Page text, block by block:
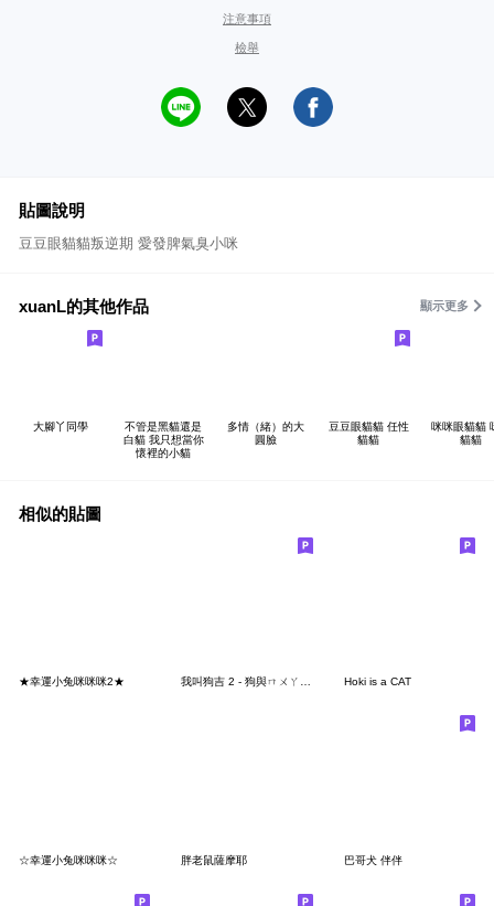
注意事項
檢舉
貼圖說明
豆豆眼貓貓叛逆期 愛發脾氣臭小咪
xuanL的其他作品 顯示更多
大腳丫同學
不管是黑貓還是
白貓 我只想當你
懷裡的小貓
多情（緒）的大
圓臉
豆豆眼貓貓 任性
貓貓
咪咪眼貓貓
貓貓
相似的貼圖
★幸運小兔咪咪咪2★ 我叫狗吉 2 - 狗與ㄇㄨㄚˇ吉 Hoki is a CAT
☆幸運小兔咪咪咪☆ 胖老鼠薩摩耶 巴哥犬 伴伴